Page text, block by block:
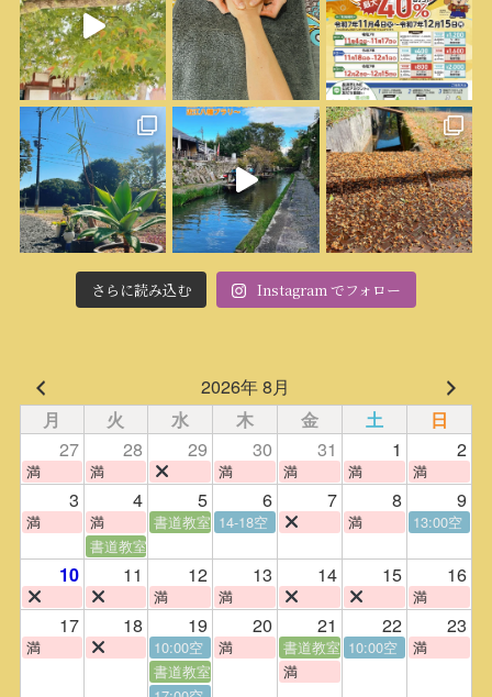
さらに読み込む Instagram でフォロー
2026年 8月
月 火 水 木 金 土 日
27 28 29 30 31 1 2
満 満 満 満 満 満
3 4 5 6 7 8 9
満 満 書道教室 14-18空 満
13:00空
書道教室
10 11 12 13 14 15 16
満 満 満
17 18 19 20 21 22 23
満 10:00空 満 書道教室 10:00空
満
書道教室
満